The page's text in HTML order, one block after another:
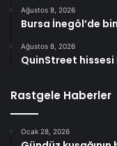
Ağustos 8, 2026
Bursa İnegöl’de
Ağustos 8, 2026
QuinStreet
Rastgele Haberler
Ocak 28, 2026